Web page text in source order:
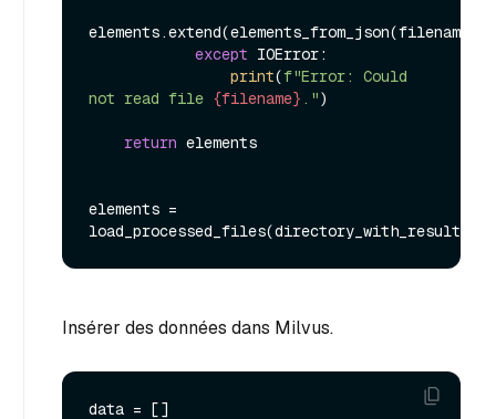
except IOError:
print(f"Error: Could
not read file {filename} .")
return elements
elements =
Insérer des données dans Milvus.